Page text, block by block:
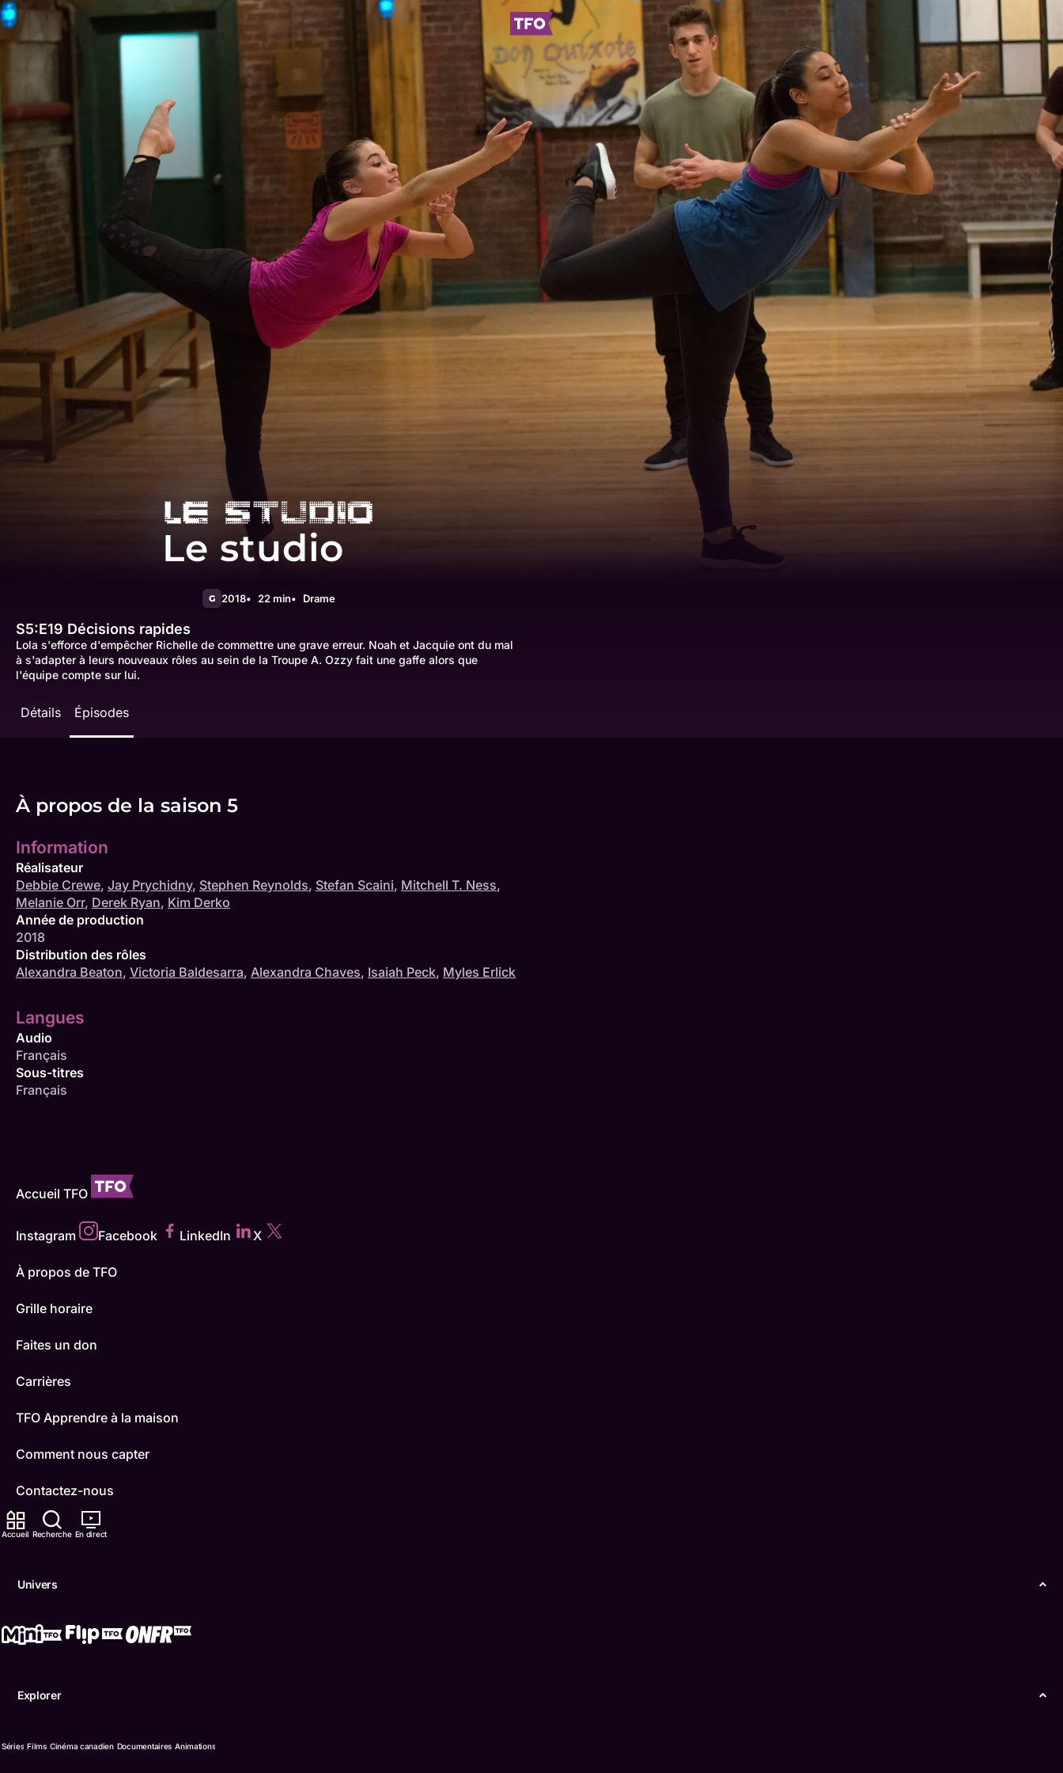
Accueil Recherche En direct
Univers
Explorer
Séries Films Cinéma canadien Documentaires Animations
Le studio
G 2018 22 min Drame
S5:E19 Décisions rapides
Lola s'efforce d'empêcher Richelle de commettre une grave erreur. Noah et Jacquie ont du mal
à s'adapter à leurs nouveaux rôles au sein de la Troupe A. Ozzy fait une gaffe alors que
l'équipe compte sur lui.
Détails Épisodes
À propos de la saison 5
Information
Réalisateur
Debbie Crewe, Jay Prychidny, Stephen Reynolds, Stefan Scaini, Mitchell T. Ness,
Melanie Orr, Derek Ryan, Kim Derko
Année de production
2018
Distribution des rôles
Alexandra Beaton, Victoria Baldesarra, Alexandra Chaves, Isaiah Peck, Myles Erlick
Langues
Audio
Français
Sous-titres
Français
Accueil TFO
Instagram Facebook LinkedIn X
À propos de TFO
Grille horaire
Faites un don
Carrières
TFO Apprendre à la maison
Comment nous capter
Contactez-nous
ONFR
Conditions d'utilisation
© Office des télécommunications éducatives de langue française de l’Ontario (TFO) - 2026